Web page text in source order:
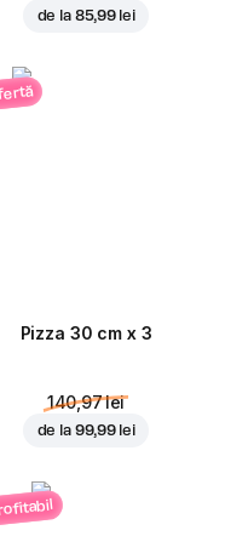
de la 85,99 lei
Pizza 30 cm x 3
140,97 lei
de la 99,99 lei